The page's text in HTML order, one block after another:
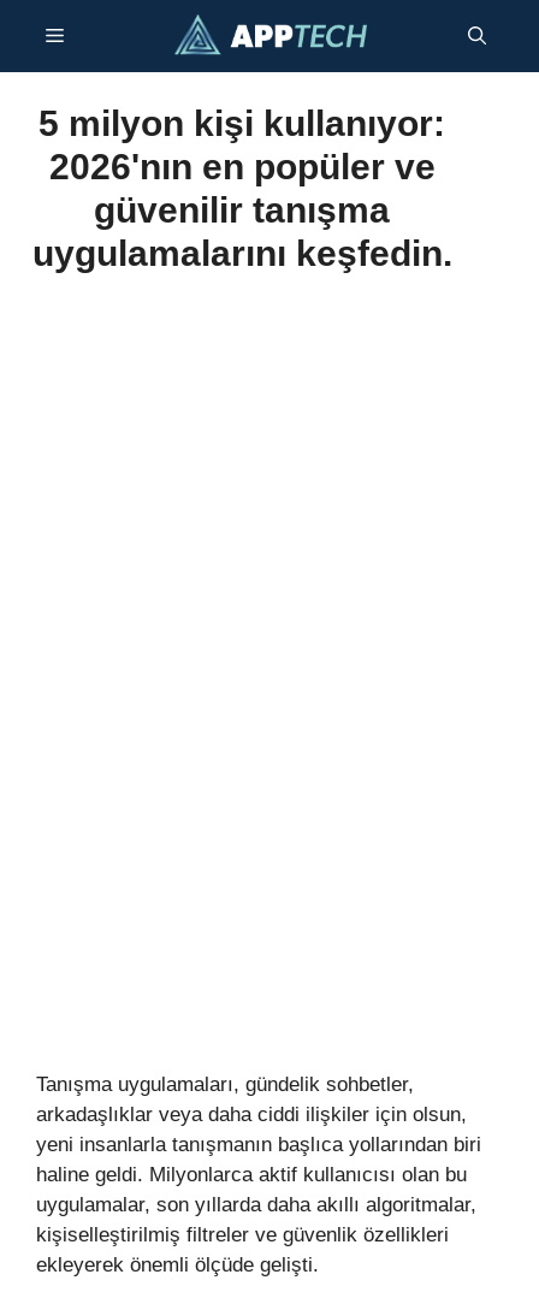
Menü
5 milyon kişi kullanıyor:
2026'nın en popüler ve
güvenilir tanışma
uygulamalarını keşfedin.
Tanışma uygulamaları, gündelik sohbetler,
arkadaşlıklar veya daha ciddi ilişkiler için olsun,
yeni insanlarla tanışmanın başlıca yollarından biri
haline geldi. Milyonlarca aktif kullanıcısı olan bu
uygulamalar, son yıllarda daha akıllı algoritmalar,
kişiselleştirilmiş filtreler ve güvenlik özellikleri
ekleyerek önemli ölçüde gelişti.